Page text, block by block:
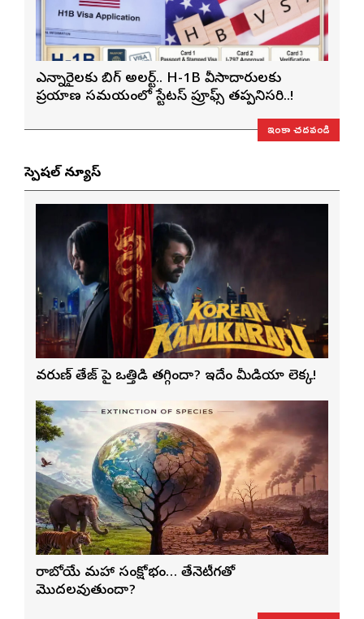
ఎన్నారైలకు బిగ్ అలర్ట్.. H-1B వీసాదారులకు
ప్రయాణ సమయంలో స్టేటస్ ప్రూఫ్స్ తప్పనిసరి..!
ఇంకా చదవండి
స్పెషల్ న్యూస్
వరుణ్ తేజ్‌ పై ఒత్తిడి తగ్గిందా? ఇదేం మీడియా లెక్క!
రాబోయే మహా సంక్షోభం… తేనెటీగతో
మొదలవుతుందా?